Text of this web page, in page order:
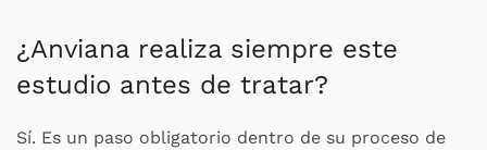
¿Anviana realiza siempre este
estudio antes de tratar?
Sí. Es un paso obligatorio dentro de su proceso de